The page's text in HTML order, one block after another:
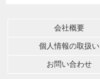
会社概要
個人情報の取扱い
お問い合わせ